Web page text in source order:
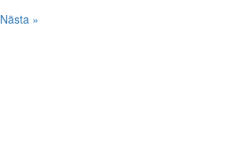
Nästa »